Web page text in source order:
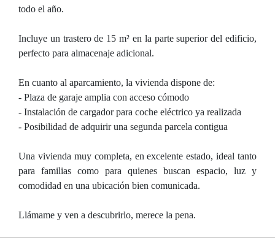
todo el año.
Incluye un trastero de 15 m² en la parte superior del edificio,
perfecto para almacenaje adicional.
En cuanto al aparcamiento, la vivienda dispone de:
- Plaza de garaje amplia con acceso cómodo
- Instalación de cargador para coche eléctrico ya realizada
- Posibilidad de adquirir una segunda parcela contigua
Una vivienda muy completa, en excelente estado, ideal tanto
para familias como para quienes buscan espacio, luz y
comodidad en una ubicación bien comunicada.
Llámame y ven a descubrirlo, merece la pena.